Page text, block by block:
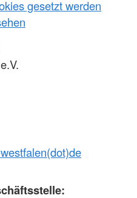
gesetzt werden